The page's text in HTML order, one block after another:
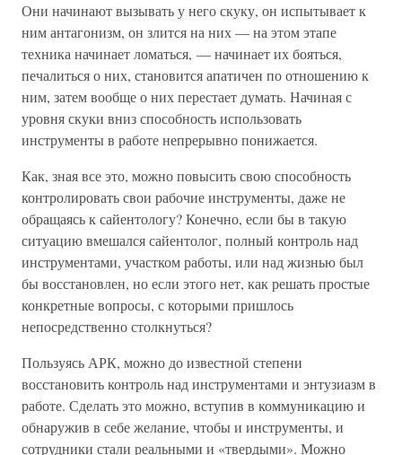
Они начинают вызывать у него скуку, он испытывает к
ним антагонизм, он злится на них — на этом этапе
техника начинает ломаться, — начинает их бояться,
печалиться о них, становится апатичен по отношению к
ним, затем вообще о них перестает думать. Начиная с
уровня скуки вниз способность использовать
инструменты в работе непрерывно понижается.
Как, зная все это, можно повысить свою способность
контролировать свои рабочие инструменты, даже не
обращаясь к сайентологу? Конечно, если бы в такую
ситуацию вмешался сайентолог, полный контроль над
инструментами, участком работы, или над жизнью был
бы восстановлен, но если этого нет, как решать простые
конкретные вопросы, с которыми пришлось
непосредственно столкнуться?
Пользуясь АРК, можно до известной степени
восстановить контроль над инструментами и энтузиазм в
работе. Сделать это можно, вступив в коммуникацию и
обнаружив в себе желание, чтобы и инструменты, и
сотрудники стали реальными и «твердыми». Можно